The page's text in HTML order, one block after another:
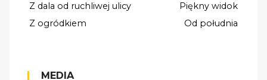
Z dala od ruchliwej ulicy
Piękny widok
Z ogródkiem
Od południa
MEDIA